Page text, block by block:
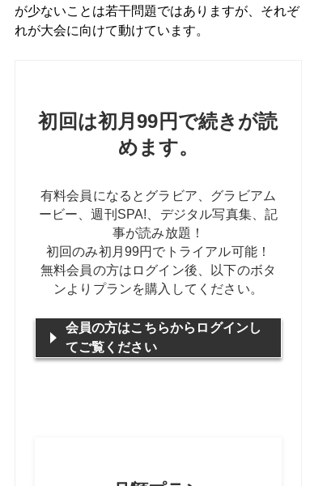
が少ないことは若干問題ではありますが、それぞ
れが大会に向けて動けています。